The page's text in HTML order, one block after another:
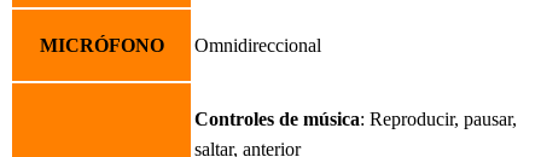
MICRÓFONO Omnidireccional
Controles de música: Reproducir, pausar,
saltar, anterior